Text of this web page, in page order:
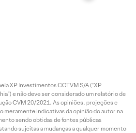
XP Investimentos CCTVM S/A (“XP
e não deve ser considerado um relatório de
CVM 20/2021. As opiniões, projeções e
meramente indicativas da opinião do autor na
sendo obtidas de fontes públicas
sujeitas a mudanças a qualquer momento